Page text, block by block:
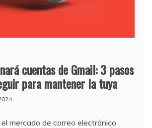
cuentas de Gmail: 3 pasos
para mantener la tuya
mercado de correo electrónico